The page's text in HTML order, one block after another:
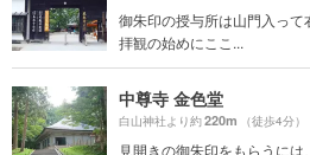
御朱印の授与所は山門入って
拝観の始めにここ...
中尊寺 金色堂
白山神社より約220m （徒歩4分）
見開きの御朱印をもらうに